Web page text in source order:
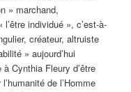
» marchand,
individué », c’est-à-
créateur, altruiste
» aujourd’hui
Cynthia Fleury d’être
de l’Homme